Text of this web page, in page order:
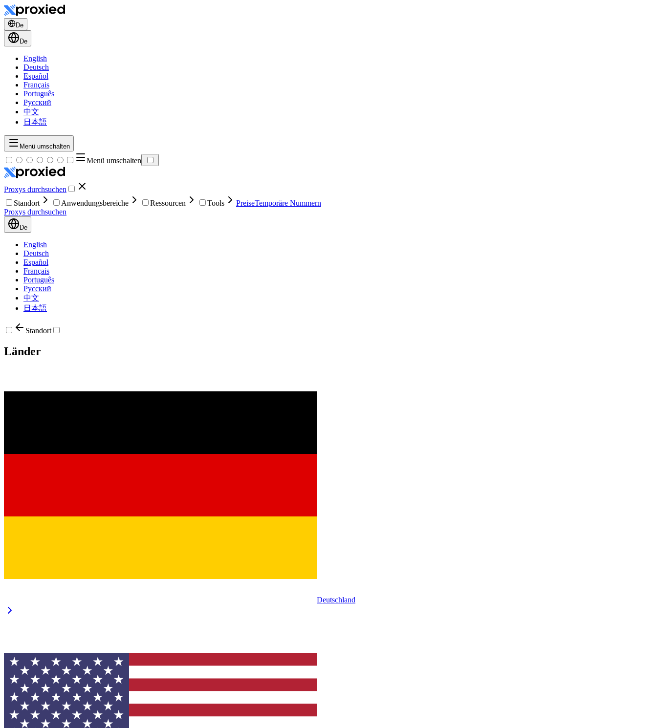
De
De
English
Deutsch
Español
Français
Português
Русский
中文
日本語
Menü umschalten
Menü umschalten
Proxys durchsuchen
Standort
Anwendungsbereiche Ressourcen Tools PreiseTemporäre Nummern
Proxys durchsuchen
De
English
Deutsch
Español
Français
Português
Русский
中文
日本語
Standort
Länder
Deutschland